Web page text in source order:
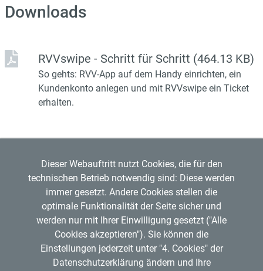
Downloads
RVVswipe - Schritt für Schritt (464.13 KB)
So gehts: RVV-App auf dem Handy einrichten, ein
Kundenkonto anlegen und mit RVVswipe ein Ticket
erhalten.
Regensburger Verkehrsverbund GmbH
VDV
Copyright © 2026 RVV
RVV-Kundenzentrum
Dieser Webauftritt nutzt Cookies, die für den
technischen Betrieb notwendig sind: Diese werden
immer gesetzt. Andere Cookies stellen die
optimale Funktionalität der Seite sicher und
werden nur mit Ihrer Einwilligung gesetzt ("Alle
Cookies akzeptieren"). Sie können die
Einstellungen jederzeit unter "4. Cookies" der
Datenschutzerklärung ändern und Ihre